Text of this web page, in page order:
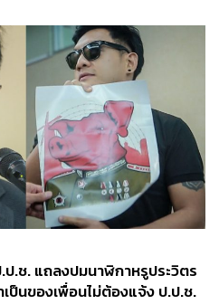
.ช. แถลงปมนาฬิกาหรูประวิตร
ป็นของเพื่อนไม่ต้องแจ้ง ป.ป.ช.